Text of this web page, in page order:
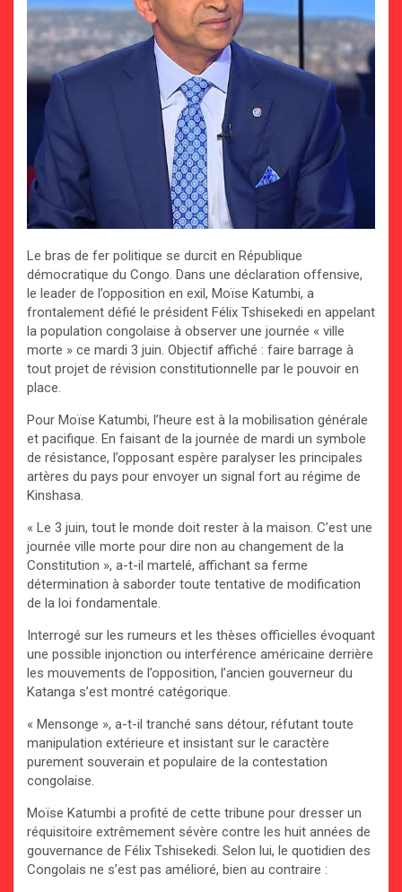
Le bras de fer politique se durcit en République
démocratique du Congo. Dans une déclaration offensive,
le leader de l’opposition en exil, Moïse Katumbi, a
frontalement défié le président Félix Tshisekedi en appelant
la population congolaise à observer une journée « ville
morte » ce mardi 3 juin. Objectif affiché : faire barrage à
tout projet de révision constitutionnelle par le pouvoir en
place.
Pour Moïse Katumbi, l’heure est à la mobilisation générale
et pacifique. En faisant de la journée de mardi un symbole
de résistance, l’opposant espère paralyser les principales
artères du pays pour envoyer un signal fort au régime de
Kinshasa.
« Le 3 juin, tout le monde doit rester à la maison. C’est une
journée ville morte pour dire non au changement de la
Constitution », a-t-il martelé, affichant sa ferme
détermination à saborder toute tentative de modification
de la loi fondamentale.
Interrogé sur les rumeurs et les thèses officielles évoquant
une possible injonction ou interférence américaine derrière
les mouvements de l’opposition, l’ancien gouverneur du
Katanga s’est montré catégorique.
« Mensonge », a-t-il tranché sans détour, réfutant toute
manipulation extérieure et insistant sur le caractère
purement souverain et populaire de la contestation
congolaise.
Moïse Katumbi a profité de cette tribune pour dresser un
réquisitoire extrêmement sévère contre les huit années de
gouvernance de Félix Tshisekedi. Selon lui, le quotidien des
Congolais ne s’est pas amélioré, bien au contraire :